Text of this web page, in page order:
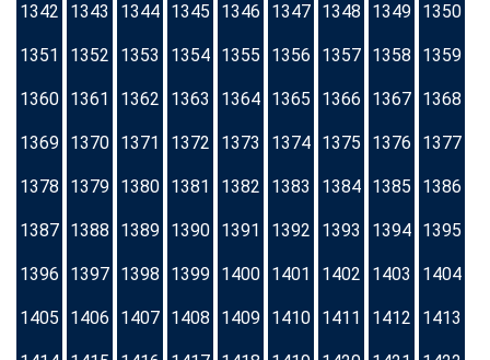
1342 1343 1344 1345 1346 1347 1348 1349 1350
1351 1352 1353 1354 1355 1356 1357 1358 1359
1360 1361 1362 1363 1364 1365 1366 1367 1368
1369 1370 1371 1372 1373 1374 1375 1376 1377
1378 1379 1380 1381 1382 1383 1384 1385 1386
1387 1388 1389 1390 1391 1392 1393 1394 1395
1396 1397 1398 1399 1400 1401 1402 1403 1404
1405 1406 1407 1408 1409 1410 1411 1412 1413